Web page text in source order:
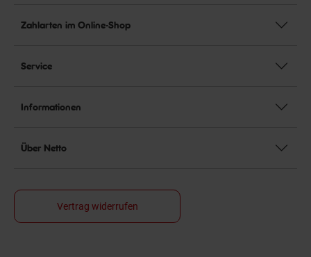
Zahlarten im Online-Shop
Service
Informationen
Über Netto
Vertrag widerrufen